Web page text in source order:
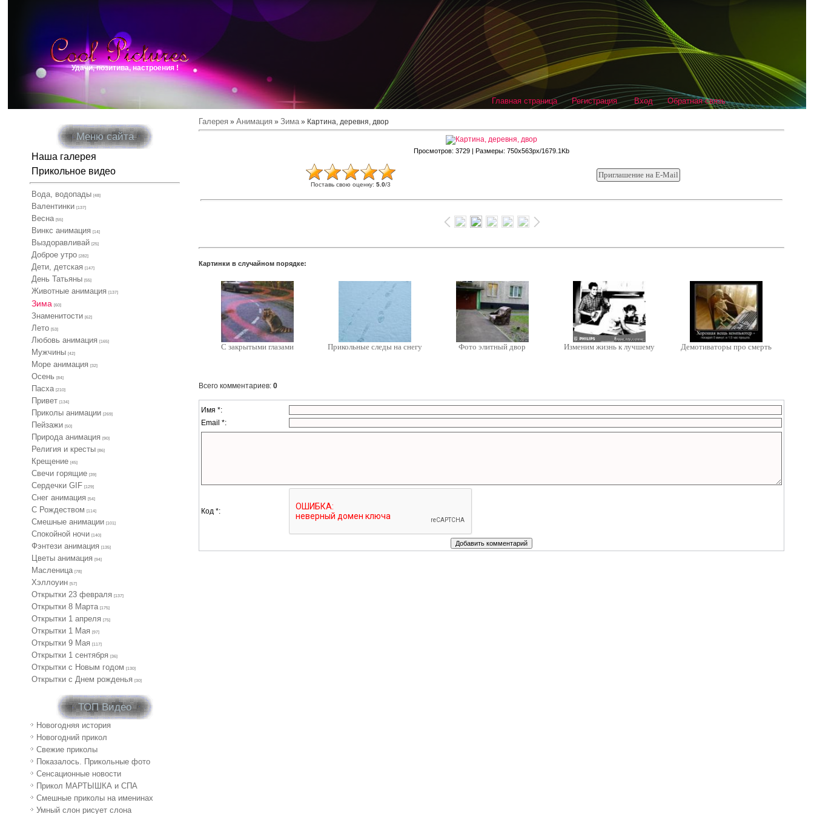
Удачи, позитива, настроения !
Главная страница Регистрация Вход Обратная связь
Меню сайта
Наша галерея
Прикольное видео
Вода, водопады [48]
Валентинки [137]
Весна [55]
Винкс анимация [14]
Выздоравливай [25]
Доброе утро [282]
Дети, детская [147]
День Татьяны [55]
Животные анимация [137]
Зима [60]
Знаменитости [62]
Лето [53]
Любовь анимация [165]
Мужчины [42]
Море анимация [32]
Осень [84]
Пасха [210]
Привет [134]
Приколы анимации [269]
Пейзажи [50]
Природа анимация [90]
Религия и кресты [86]
Крещение [45]
Свечи горящие [39]
Сердечки GIF [129]
Снег анимация [54]
С Рождеством [114]
Смешные анимации [101]
Спокойной ночи [140]
Фэнтези анимация [135]
Цветы анимация [94]
Масленица [78]
Хэллоуин [57]
Открытки 23 февраля [137]
Открытки 8 Марта [175]
Открытки 1 апреля [75]
Открытки 1 Мая [97]
Открытки 9 Мая [117]
Открытки 1 сентября [36]
Открытки с Новым годом [130]
Открытки с Днем рожденья [30]
ТОП Видео
Новогодняя история
Новогодний прикол
Свежие приколы
Показалось. Прикольные фото
Сенсационные новости
Прикол МАРТЫШКА и СПА
Смешные приколы на именинах
Умный слон рисует слона
Галерея »Анимация »Зима» Картина, деревня, двор
Просмотров: 3729 |Размеры: 750x563px/1679.1Kb
Поставь свою оценку:5.0/3
Картинки в случайном порядке:
С закрытыми глазами Прикольные следы на снегу Фото элитный двор Изменим жизнь к лучшему Демотиваторы про смерть
Всего комментариев:0
Имя *:
Email *:
Код *: